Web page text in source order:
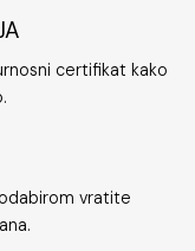
certifikat kako
vratite